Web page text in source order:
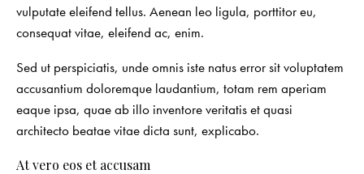
vulputate eleifend tellus. Aenean leo ligula, porttitor eu,
consequat vitae, eleifend ac, enim.
Sed ut perspiciatis, unde omnis iste natus error sit voluptatem
accusantium doloremque laudantium, totam rem aperiam
eaque ipsa, quae ab illo inventore veritatis et quasi
architecto beatae vitae dicta sunt, explicabo.
At vero eos et accusam